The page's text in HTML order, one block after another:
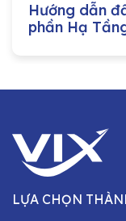
Hướng dẫn
phần Hạ
LỰA CHỌN